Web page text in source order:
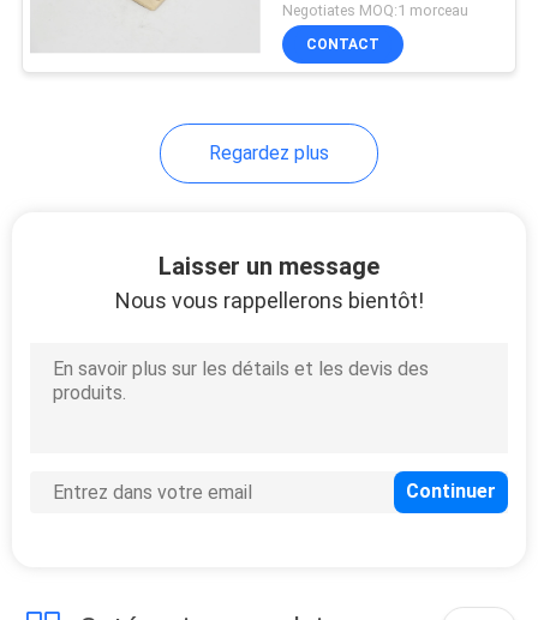
Moule de serrure de
injection de
pièces d'auto standard
en bronze d'ajustement
Negotiates MOQ:1 morceau
CONTACT
Regardez plus
Laisser un message
Nous vous rappellerons bientôt!